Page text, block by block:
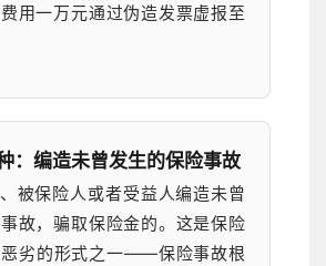
用一万元通过伪造发票虚报至
：编造未曾发生的保险事故
被保险人或者受益人编造未曾
故，骗取保险金的。这是保险
劣的形式之一——保险事故根